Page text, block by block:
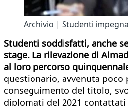
Archivio | Studenti
Studenti soddisfatti, anche
stage. La rilevazione di
al loro percorso
questionario, avvenuta
conseguimento del titolo,
diplomati del 2021